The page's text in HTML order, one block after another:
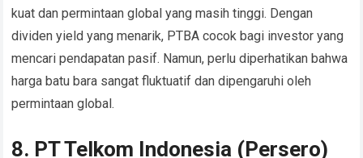
kuat dan permintaan global yang masih tinggi. Dengan
dividen yield yang menarik, PTBA cocok bagi investor yang
mencari pendapatan pasif. Namun, perlu diperhatikan bahwa
harga batu bara sangat fluktuatif dan dipengaruhi oleh
permintaan global.
8. PT Telkom Indonesia (Persero)